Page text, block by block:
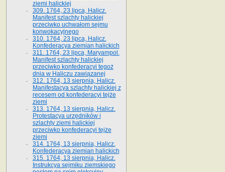
ziemi halickiej
309. 1764, 23 lipca, Halicz.
Manifest szlachty halickiej
przeciwko uchwałom sejmu
konwokacyjnego
310. 1764, 23 lipca, Halicz.
Konfederacya ziemian halickich
311. 1764, 23 lipca, Maryampol.
Manifest szlachty halickiej
przeciwko konfederacyi tegoż
dnia w Haliczu zawiązanej
312. 1764, 13 sierpnia, Halicz.
Manifestacya szlachty halickiej z
recesem od konfederacyi tejże
ziemi
313. 1764, 13 sierpnia, Halicz.
Protestacya urzędników i
szlachty ziemi halickiej
przeciwko konfederacyi tejże
ziemi
314. 1764, 13 sierpnia, Halicz.
Konfederacya ziemian halickich
315. 1764, 13 sierpnia, Halicz.
Instrukcya sejmiku ziemskiego